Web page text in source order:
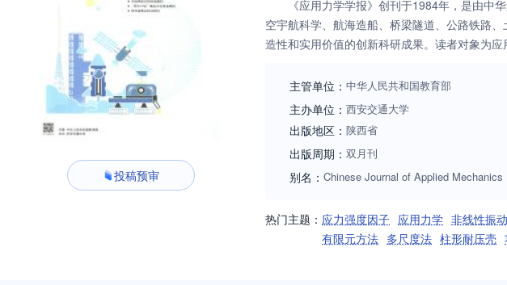
投稿预审
《应用力学学报》创刊于1984年，是由中
空宇航科学、航海造船、桥梁隧道、公路铁路
造性和实用价值的创新科研成果。读者对象为
更好的服务科技创新和广大力学科技工作者，
主管单位： 中华人民共和国教育部
主办单位： 西安交通大学
出版地区： 陕西省
出版周期： 双月刊
别名： Chinese Journal of Applied Mechanics
热门主题： 应力强度因子 应用力学 非线性振动
有限元方法 多尺度法 柱形耐压壳